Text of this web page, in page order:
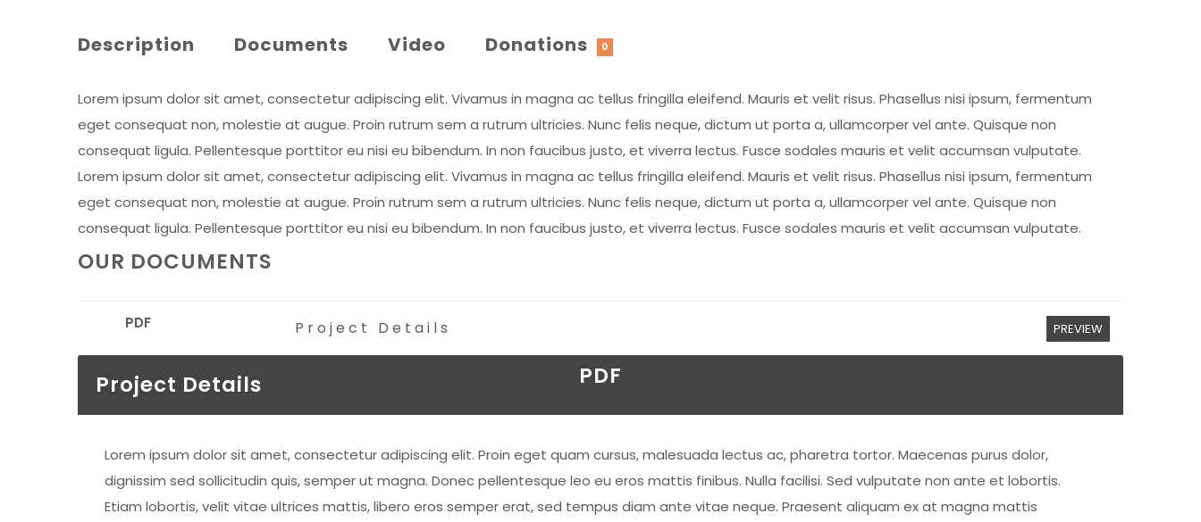
Description Documents Video Donations 0
Lorem ipsum dolor sit amet, consectetur adipiscing elit. Vivamus in magna ac tellus fringilla eleifend. Mauris et velit risus. Phasellus nisi ipsum, fermentum
eget consequat non, molestie at augue. Proin rutrum sem a rutrum ultricies. Nunc felis neque, dictum ut porta a, ullamcorper vel ante. Quisque non
consequat ligula. Pellentesque porttitor eu nisi eu bibendum. In non faucibus justo, et viverra lectus. Fusce sodales mauris et velit accumsan vulputate.
Lorem ipsum dolor sit amet, consectetur adipiscing elit. Vivamus in magna ac tellus fringilla eleifend. Mauris et velit risus. Phasellus nisi ipsum, fermentum
eget consequat non, molestie at augue. Proin rutrum sem a rutrum ultricies. Nunc felis neque, dictum ut porta a, ullamcorper vel ante. Quisque non
consequat ligula. Pellentesque porttitor eu nisi eu bibendum. In non faucibus justo, et viverra lectus. Fusce sodales mauris et velit accumsan vulputate.
OUR DOCUMENTS
PDF Project Details PREVIEW
Project Details PDF
Lorem ipsum dolor sit amet, consectetur adipiscing elit. Proin eget quam cursus, malesuada lectus ac, pharetra tortor. Maecenas purus dolor,
dignissim sed sollicitudin quis, semper ut magna. Donec pellentesque leo eu eros mattis finibus. Nulla facilisi. Sed vulputate non ante et lobortis.
Etiam lobortis, velit vitae ultrices mattis, libero eros semper erat, sed tempus diam ante vitae neque. Praesent aliquam ex at magna mattis